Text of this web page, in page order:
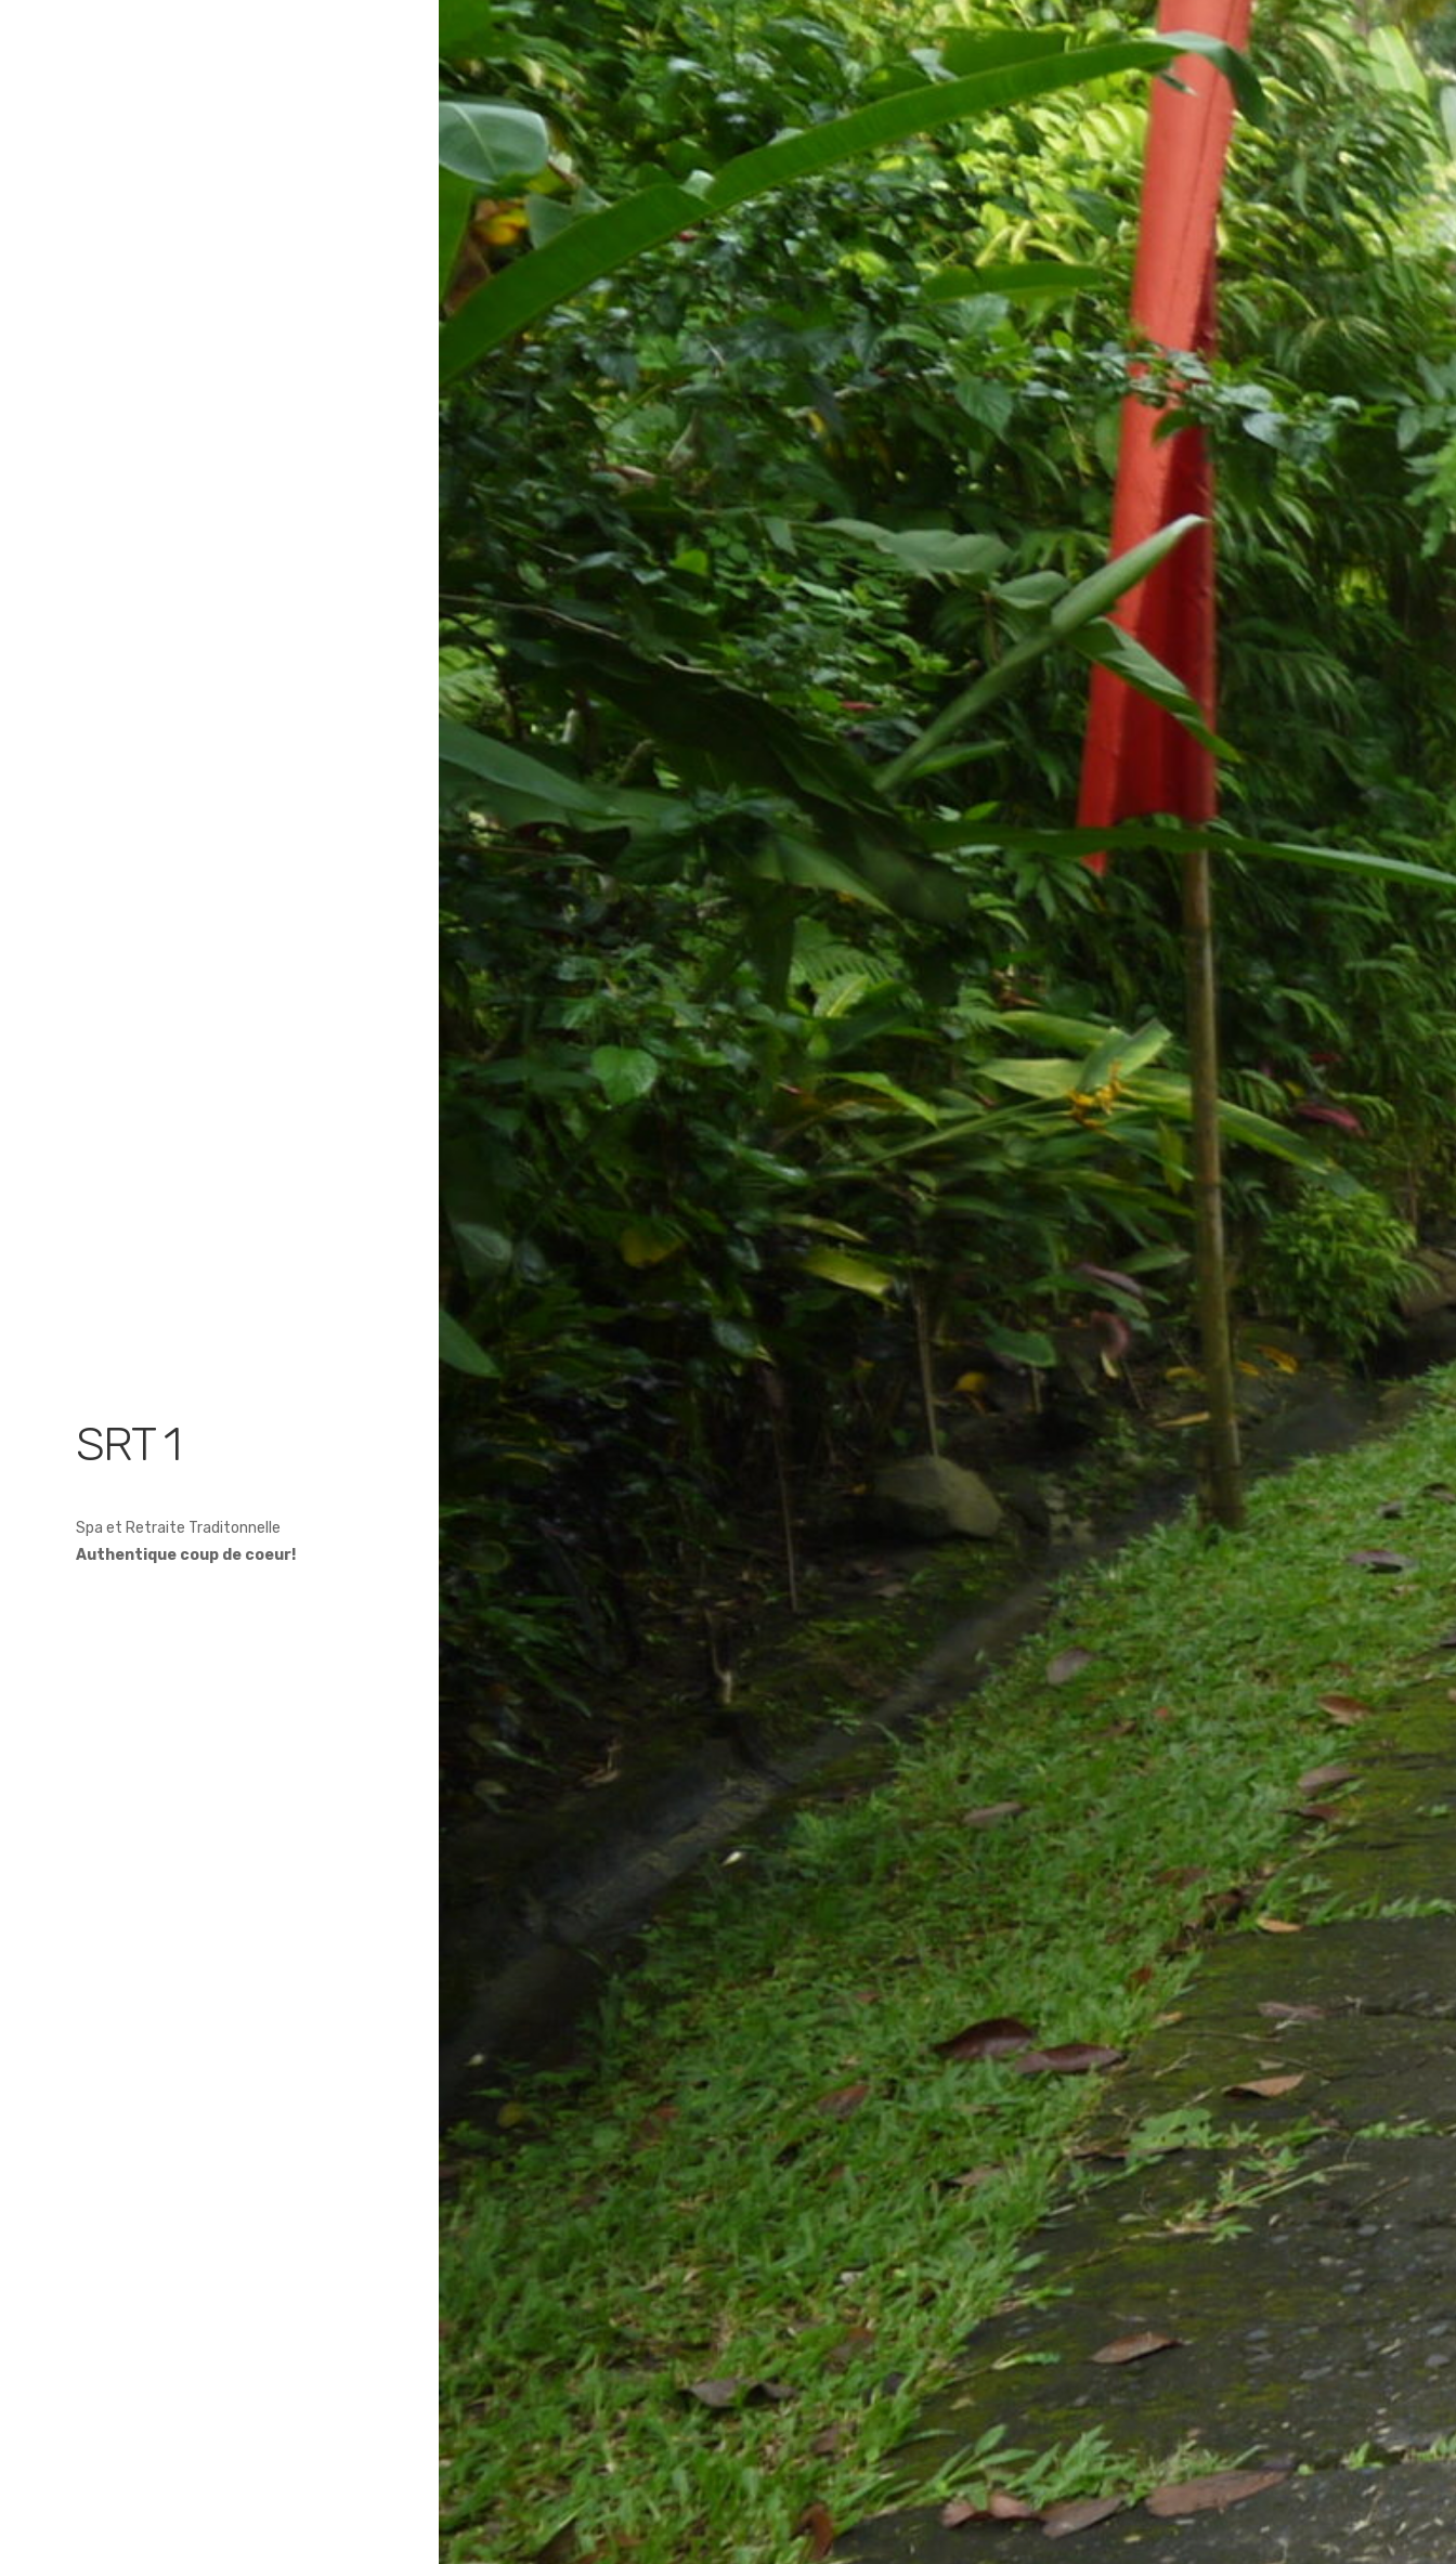
SRT 1
Spa et Retraite Traditonnelle
Authentique coup de coeur!